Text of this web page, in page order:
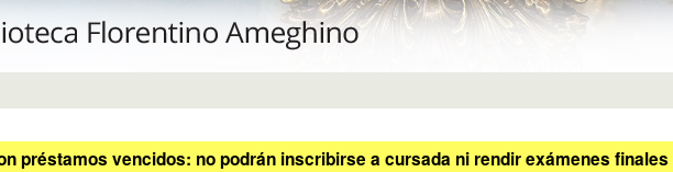
préstamos vencidos: no podrán inscribirse a cursada ni rendir exámenes finales